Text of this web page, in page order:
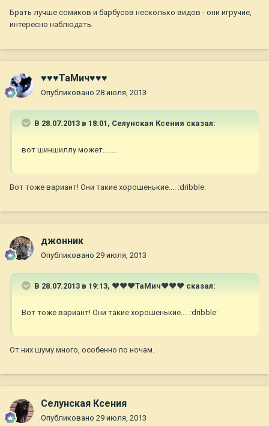
Брать лучше сомиков и барбусов несколько видов - они игручие,
интересно наблюдать.
♥♥♥ТаМич♥♥♥
Опубликовано 28 июля, 2013
В 28.07.2013 в 18:01, Селунская Ксения сказал:
вот шиншиллу может........
Вот тоже вариант! Они такие хорошенькие.... :dribble:
джонник
Опубликовано 29 июля, 2013
В 28.07.2013 в 19:13, ♥♥♥ТаМич♥♥♥ сказал:
Вот тоже вариант! Они такие хорошенькие.... :dribble:
От них шуму много, особенно по ночам.
Селунская Ксения
Опубликовано 29 июля, 2013